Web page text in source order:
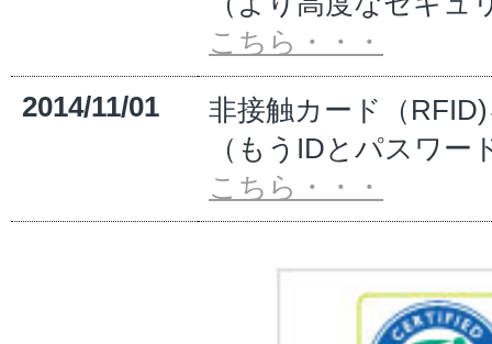
こちら・・・
2014/11/01
非接触カード（
（もうIDとパスワ
こちら・・・